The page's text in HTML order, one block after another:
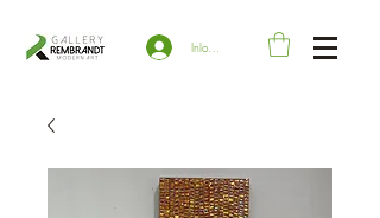
Inloggen